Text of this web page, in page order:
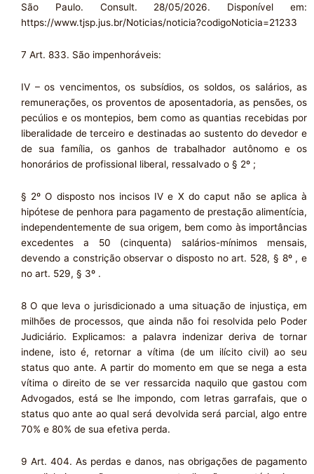
São Paulo. Consult. 28/05/2026. Disponível em:
https://www.tjsp.jus.br/Noticias/noticia?codigoNoticia=21233
7 Art. 833. São impenhoráveis:
IV – os vencimentos, os subsídios, os soldos, os salários, as
remunerações, os proventos de aposentadoria, as pensões, os
pecúlios e os montepios, bem como as quantias recebidas por
liberalidade de terceiro e destinadas ao sustento do devedor e
de sua família, os ganhos de trabalhador autônomo e os
honorários de profissional liberal, ressalvado o § 2º ;
§ 2º O disposto nos incisos IV e X do caput não se aplica à
hipótese de penhora para pagamento de prestação alimentícia,
independentemente de sua origem, bem como às importâncias
excedentes a 50 (cinquenta) salários-mínimos mensais,
devendo a constrição observar o disposto no art. 528, § 8º , e
no art. 529, § 3º .
8 O que leva o jurisdicionado a uma situação de injustiça, em
milhões de processos, que ainda não foi resolvida pelo Poder
Judiciário. Explicamos: a palavra indenizar deriva de tornar
indene, isto é, retornar a vítima (de um ilícito civil) ao seu
status quo ante. A partir do momento em que se nega a esta
vítima o direito de se ver ressarcida naquilo que gastou com
Advogados, está se lhe impondo, com letras garrafais, que o
status quo ante ao qual será devolvida será parcial, algo entre
70% e 80% de sua efetiva perda.
9 Art. 404. As perdas e danos, nas obrigações de pagamento